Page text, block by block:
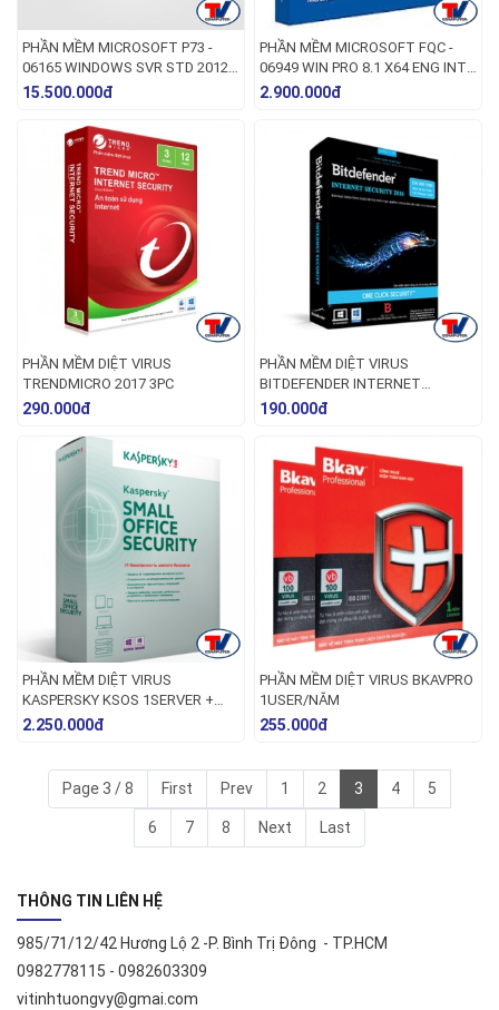
PHẦN MỀM MICROSOFT P73 -
06165 WINDOWS SVR STD 2012
R2 X64 ENGLISH 1PK DSP OEI DVD
15.500.000đ
PHẦN MỀM MICROSOFT FQC -
06949 WIN PRO 8.1 X64 ENG INTL
1PK DSP OEI DVD
2.900.000đ
PHẦN MỀM DIỆT VIRUS
TRENDMICRO 2017 3PC
290.000đ
PHẦN MỀM DIỆT VIRUS
BITDEFENDER INTERNET
SECURITY 2016
190.000đ
PHẦN MỀM DIỆT VIRUS
KASPERSKY KSOS 1SERVER +
5PCS
2.250.000đ
PHẦN MỀM DIỆT VIRUS BKAVPRO
1USER/NĂM
255.000đ
Page 3 / 8 First Prev 1 2 3 4 5
6 7 8 Next Last
THÔNG TIN LIÊN HỆ
985/71/12/42 Hương Lộ 2 -P. Bình Trị Đông - TP.HCM
0982778115 - 0982603309
vitinhtuongvy@gmai.com